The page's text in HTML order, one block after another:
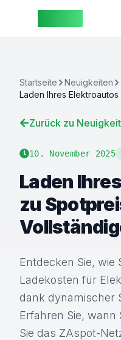
unsere
Startseite
Neuigkeiten
Zurück zu
10. November 2025
Laden
zu
Entdecken Sie, wie
Ladekosten für
dank dynamischer
Erfahren Sie,
Sie das ZAspot-